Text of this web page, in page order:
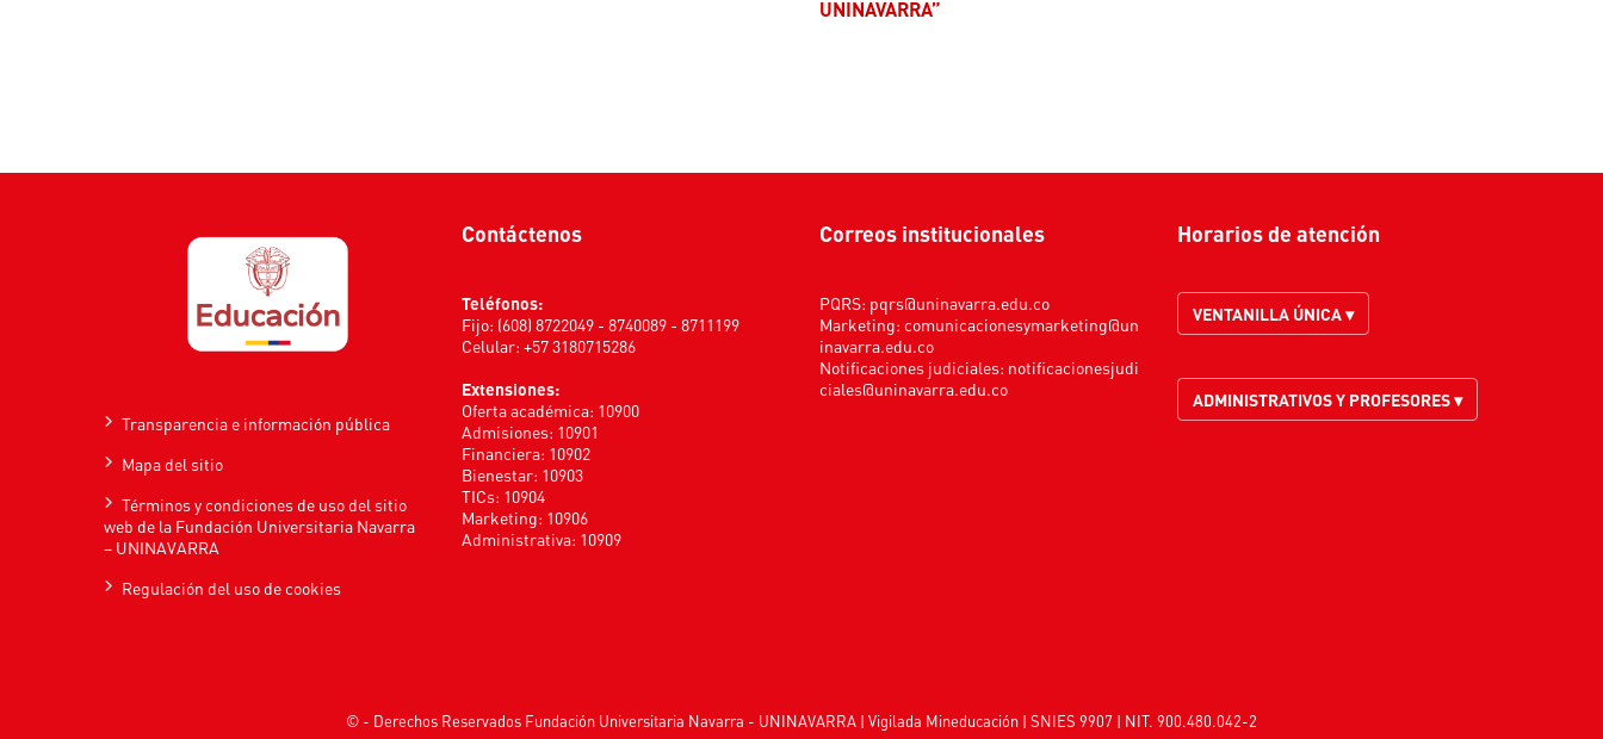
UNINAVARRA”
Transparencia e información pública
Mapa del sitio
Términos y condiciones de uso del sitio
web de la Fundación Universitaria Navarra
– UNINAVARRA
Regulación del uso de cookies
Contáctenos
Teléfonos:
Fijo: (608) 8722049 - 8740089 - 8711199
Celular: +57 3180715286
Extensiones:
Oferta académica: 10900
Admisiones: 10901
Financiera: 10902
Bienestar: 10903
TICs: 10904
Marketing: 10906
Administrativa: 10909
Correos institucionales
PQRS: pqrs@uninavarra.edu.co
Marketing: comunicacionesymarketing@un
inavarra.edu.co
Notificaciones judiciales: notificacionesjudi
ciales@uninavarra.edu.co
Horarios de atención
VENTANILLA ÚNICA ▾
ADMINISTRATIVOS Y PROFESORES ▾
© - Derechos Reservados Fundación Universitaria Navarra - UNINAVARRA | Vigilada Mineducación | SNIES 9907 | NIT. 900.480.042-2